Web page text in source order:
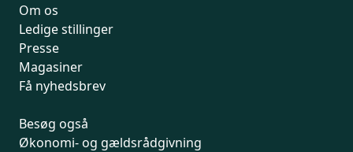
Om os
Ledige stillinger
Presse
Magasiner
Få nyhedsbrev
Besøg også
Økonomi- og gældsrådgivning